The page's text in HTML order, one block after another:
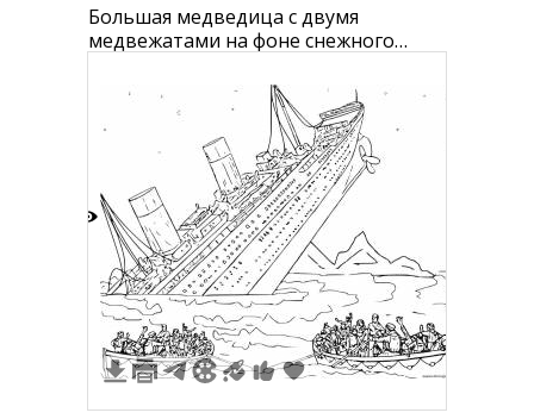
Большая медведица с двумя
медвежатами на фоне снежного
2